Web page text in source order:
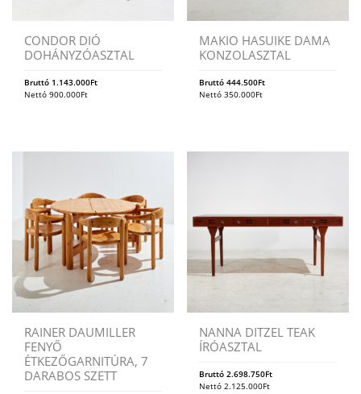
CONDOR DIÓ
DOHÁNYZÓASZTAL
Bruttó 1.143.000Ft
Nettó 900.000Ft
MAKIO HASUIKE DAMA
KONZOLASZTAL
Bruttó444.500Ft
Nettó350.000Ft
RAINER DAUMILLER
FENYŐ
ÉTKEZŐGARNITÚRA, 7
DARABOS SZETT
NANNA DITZEL TEAK
ÍRÓASZTAL
Bruttó2.698.750Ft
Nettó2.125.000Ft